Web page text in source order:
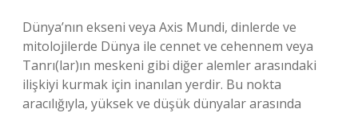
Dünya’nın ekseni veya Axis Mundi, dinlerde ve
mitolojilerde Dünya ile cennet ve cehennem veya
Tanrı(lar)ın meskeni gibi diğer alemler arasındaki
ilişkiyi kurmak için inanılan yerdir. Bu nokta
aracılığıyla, yüksek ve düşük dünyalar arasında